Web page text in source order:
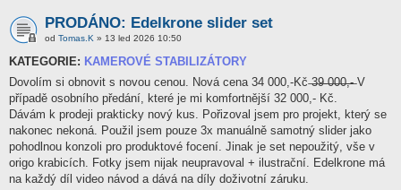
PRODÁNO: Edelkrone slider set
od Tomas.K » 13 led 2026 10:50
KATEGORIE: KAMEROVÉ STABILIZÁTORY
Dovolím si obnovit s novou cenou. Nová cena 34 000,-Kč ̶3̶9̶ ̶0̶0̶0̶,̶-̶ V
případě osobního předání, které je mi komfortnější 32 000,- Kč.
Dávám k prodeji prakticky nový kus. Pořizoval jsem pro projekt, který se
nakonec nekoná. Použil jsem pouze 3x manuálně samotný slider jako
pohodlnou konzoli pro produktové focení. Jinak je set nepoužitý, vše v
origo krabicích. Fotky jsem nijak neupravoval + ilustrační. Edelkrone má
na každý díl video návod a dává na díly doživotní záruku.